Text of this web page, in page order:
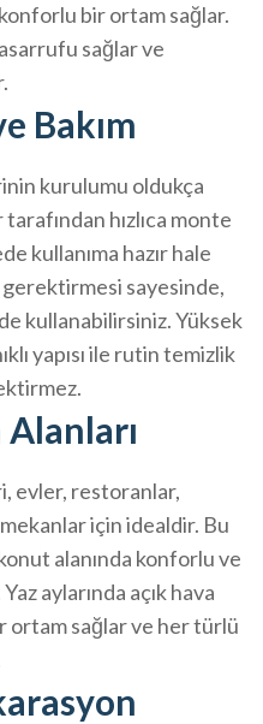
bir ortam sağlar.
sağlar ve
Bakım
kurulumu oldukça
hızlıca monte
kullanıma hazır hale
gerektirmesi sayesinde,
kullanabilirsiniz. Yüksek
yapısı ile rutin temizlik
evler, restoranlar,
için idealdir. Bu
alanında konforlu ve
aylarında açık hava
ortam sağlar ve her türlü